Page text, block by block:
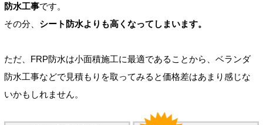
防水工事です。
その分、 シート防水よりも高くなってしまいます。
ただ、FRP防水は小面積施工に最適であることから、ベランダ
防水工事などで見積もりを取ってみると価格差はあまり感じな
いかもしれません。